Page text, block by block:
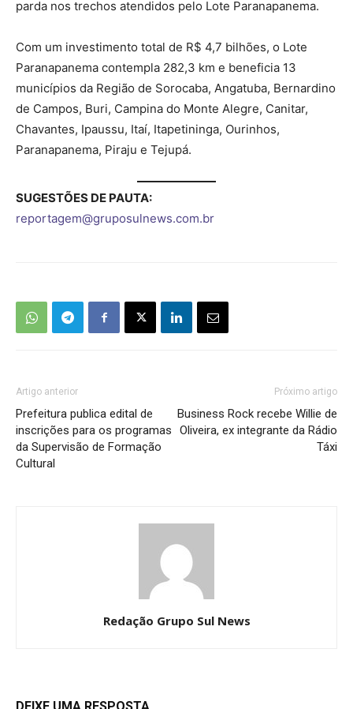
parda nos trechos atendidos pelo Lote Paranapanema.
Com um investimento total de R$ 4,7 bilhões, o Lote
Paranapanema contempla 282,3 km e beneficia 13
municípios da Região de Sorocaba, Angatuba, Bernardino
de Campos, Buri, Campina do Monte Alegre, Canitar,
Chavantes, Ipaussu, Itaí, Itapetininga, Ourinhos,
Paranapanema, Piraju e Tejupá.
SUGESTÕES DE PAUTA:
reportagem@gruposulnews.com.br
Artigo anterior
Prefeitura publica edital de
inscrições para os programas
da Supervisão de Formação
Cultural
Próximo artigo
Business Rock recebe Willie de
Oliveira, ex integrante da Rádio
Táxi
Redação Grupo Sul News